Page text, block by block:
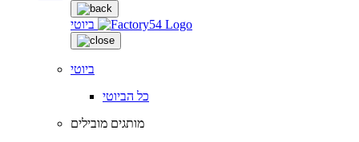
ביוטי
ביוטי
כל הביוטי
מותגים מובילים